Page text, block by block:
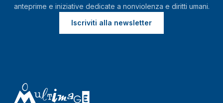
anteprime e iniziative dedicate a nonviolenza e diritti umani.
Iscriviti alla newsletter